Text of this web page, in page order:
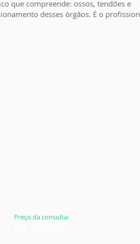
que compreende: ossos, tendões e
desses órgãos. É o
Preço da consulta: